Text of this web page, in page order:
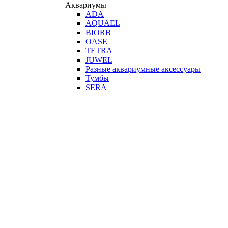
Аквариумы
ADA
AQUAEL
BIORB
OASE
TETRA
JUWEL
Разные аквариумные аксессуары
Тумбы
SERA